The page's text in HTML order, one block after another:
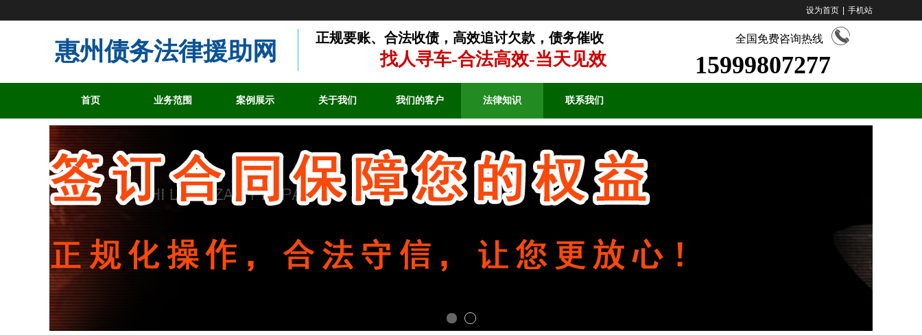
惠州债务法律援助网 15999807277
全国免费咨询热线
找人寻车-合法高效-当天见效
正规要账、合法收债，高效追讨欠款，债务催收
设为首页 手机站
首页 业务范围 案例展示 关于我们 我们的客户 法律知识 联系我们